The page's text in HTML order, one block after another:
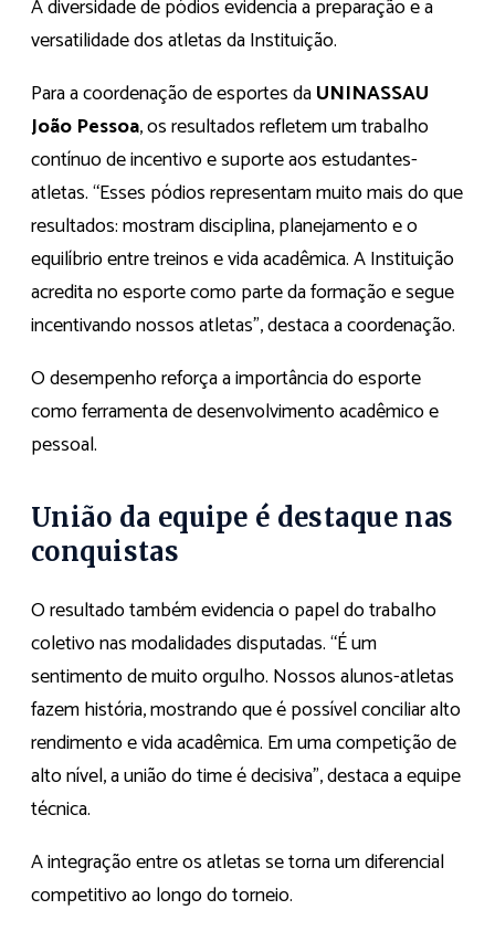
A diversidade de pódios evidencia a preparação e a
versatilidade dos atletas da Instituição.
Para a coordenação de esportes daUNINASSAU
João Pessoa, os resultados refletem um trabalho
contínuo de incentivo e suporte aos estudantes-
atletas. “Esses pódios representam muito mais do que
resultados: mostram disciplina, planejamento e o
equilíbrio entre treinos e vida acadêmica. A Instituição
acredita no esporte como parte da formação e segue
incentivando nossos atletas”, destaca a coordenação.
O desempenho reforça a importância do esporte
como ferramenta de desenvolvimento acadêmico e
pessoal.
União da equipe é destaque nas
conquistas
O resultado também evidencia o papel do trabalho
coletivo nas modalidades disputadas. “É um
sentimento de muito orgulho. Nossos alunos-atletas
fazem história, mostrando que é possível conciliar alto
rendimento e vida acadêmica. Em uma competição de
alto nível, a união do time é decisiva”, destaca a equipe
técnica.
A integração entre os atletas se torna um diferencial
competitivo ao longo do torneio.